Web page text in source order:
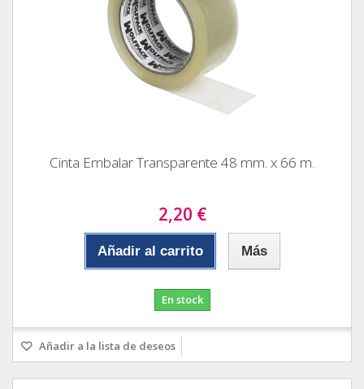
Cinta Embalar Transparente 48 mm. x 66 m.
2,20 €
Añadir al carrito Más
En stock
Añadir a la lista de deseos